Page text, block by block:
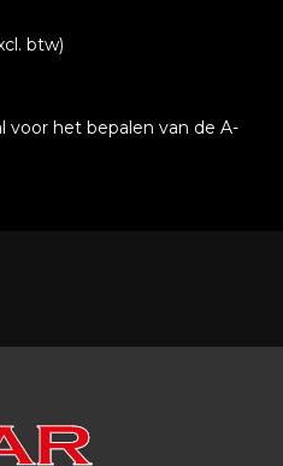
btw)
het bepalen van de A-